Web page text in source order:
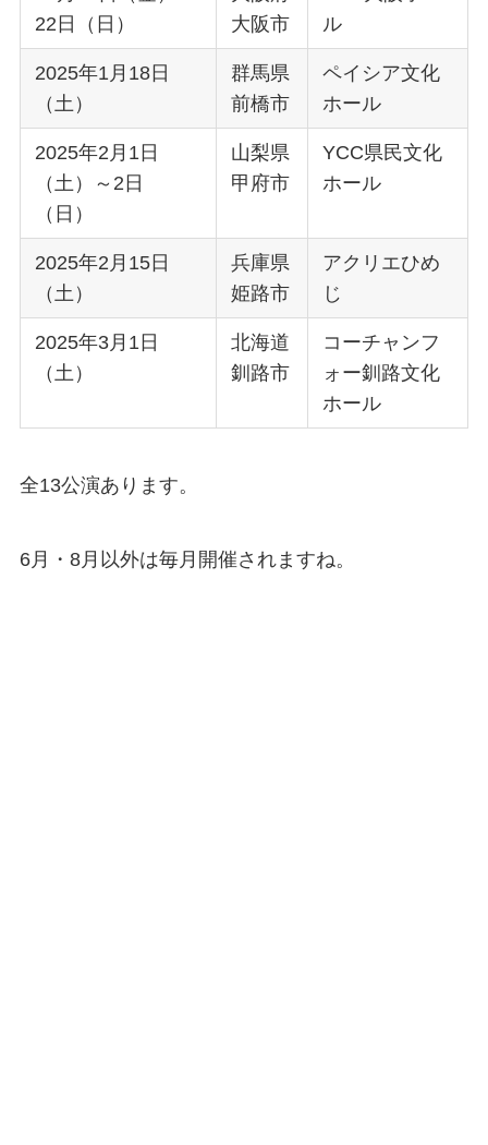
22日（日）
大阪市
ル
2025年1月18日
（土）
群馬県
前橋市
ペイシア文化
ホール
2025年2月1日
（土）～2日
（日）
山梨県
甲府市
YCC県民文化
ホール
2025年2月15日
（土）
兵庫県
姫路市
アクリエひめ
じ
2025年3月1日
（土）
北海道
釧路市
コーチャンフ
ォー釧路文化
ホール
全13公演あります。
6月・8月以外は毎月開催されますね。